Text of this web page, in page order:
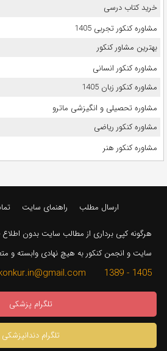
خرید کتاب درسی
مشاوره کنکور تجربی 1405
بهترین مشاور کنکور
مشاوره کنکور انسانی
مشاوره کنکور زبان 1405
مشاوره تحصیلی و انگیزشی ماترو
مشاوره کنکور ریاضی
مشاوره کنکور هنر
ارسال مطلب راهنمای سایت
هرگونه کپی برداری از مطالب سایت بدون اطلاع
سایت و انجمن کنکور به هیچ نهادی وابسته و
1405 - 1389 konkur.in@gmail.com
تلگرام پزشکی
تلگرام دندانپزشکی